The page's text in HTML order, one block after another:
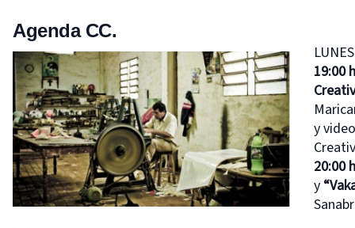
Agenda CC.
19:00
y
20:00
y